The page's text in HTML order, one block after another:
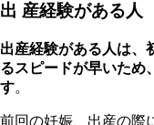
出 産経験がある人
出産経験がある人は、
るスピードが早いため
す。
前回の妊娠、出産の際